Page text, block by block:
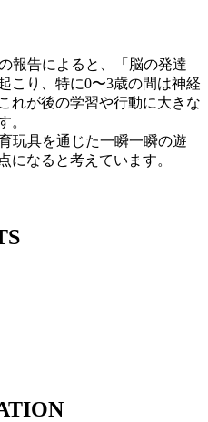
報告によると、「脳の発達
こり、 特に0〜3歳の間は神経
れが後の学習や行動に大きな
。
玩具を通じた一瞬一瞬の遊
になると考えています。